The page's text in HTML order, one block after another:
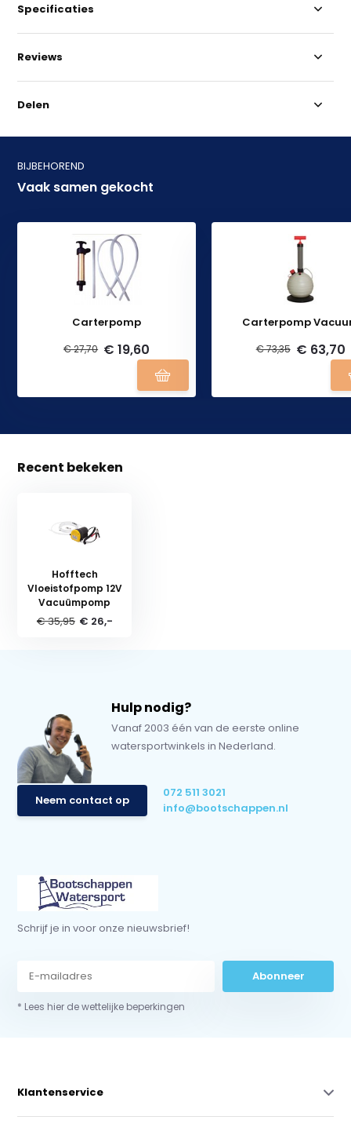
Specificaties
Reviews
Delen
BIJBEHOREND
Vaak samen gekocht
Carterpomp
€ 27,70 € 19,60
Carterpomp
€ 73,35 € 63,70
Recent bekeken
Hofftech
Vloeistofpomp 12V
Vacuümpomp
€ 35,95 € 26,-
Hulp nodig?
Vanaf 2003 één van de eerste online
watersportwinkels in Nederland.
Neem contact op
072 511 3021
info@bootschappen.nl
Schrijf je in voor onze nieuwsbrief!
Abonneer
* Lees hier de wettelijke beperkingen
Klantenservice